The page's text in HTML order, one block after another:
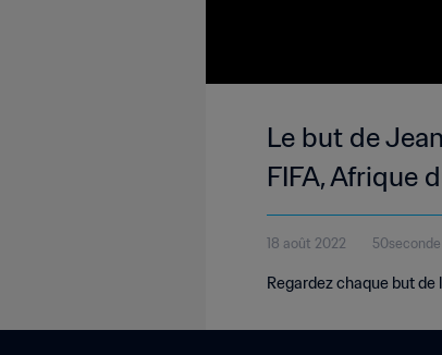
Le but de
FIFA, Afrique
18 août 2022 50seconde
Regardez chaque but de